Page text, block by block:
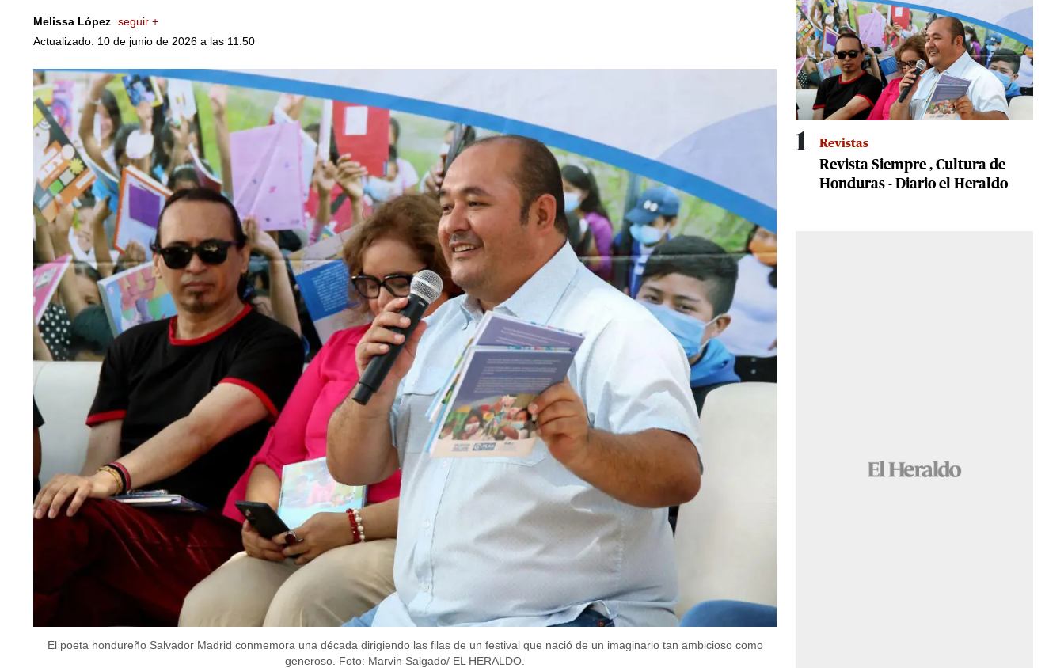
Melissa López seguir +
Actualizado: 10 de junio de 2026 a las 11:50
El poeta hondureño Salvador Madrid conmemora una década dirigiendo las filas de un festival que nació de un imaginario tan ambicioso como
generoso. Foto: Marvin Salgado/ EL HERALDO.
1 Revistas
Revista Siempre , Cultura de
Honduras - Diario el Heraldo